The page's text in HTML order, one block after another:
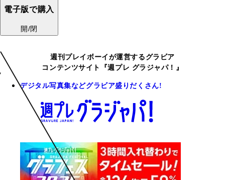
電子版で購入
開/閉
週刊プレイボーイが運営するグラビア
コンテンツサイト『週プレ グラジャパ！』
デジタル写真集などグラビア盛りだくさん!